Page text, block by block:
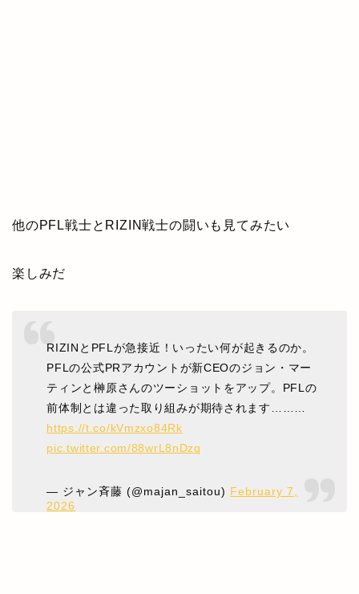
他のPFL戦士とRIZIN戦士の闘いも見てみたい
楽しみだ
RIZINとPFLが急接近！いったい何が起きるのか。
PFLの公式PRアカウントが新CEOのジョン・マー
ティンと榊原さんのツーショットをアップ。PFLの
前体制とは違った取り組みが期待されます………
https://t.co/kVmzxo84Rk
pic.twitter.com/88wrL8nDzq
— ジャン斉藤 (@majan_saitou) February 7,
2026